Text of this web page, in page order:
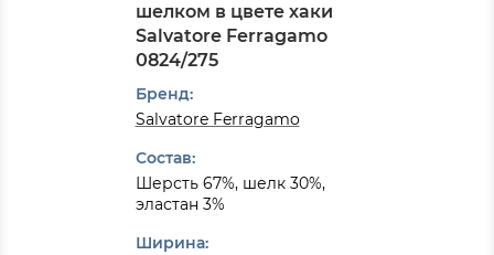
шелком в цвете хаки
Salvatore Ferragamo
0824/275
Бренд:
Salvatore Ferragamo
Состав:
Шерсть 67%, шелк 30%,
эластан 3%
Ширина: